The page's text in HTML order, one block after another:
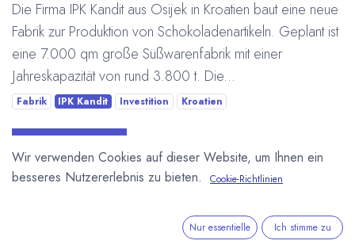
Die Firma IPK Kandit aus Osijek in Kroatien baut eine neue
Fabrik zur Produktion von Schokoladenartikeln. Geplant ist
eine 7.000 qm große Süßwarenfabrik mit einer
Jahreskapazität von rund 3.800 t. Die...
Fabrik IPK Kandit Investition Kroatien
ÜBER UNS
In unserem Blog berichten wir über die große weite Welt von
Wir verwenden Cookies auf dieser Website, um Ihnen ein
besseres Nutzererlebnis zu bieten.
Cookie-Richtlinien
Nur essentielle Ich stimme zu